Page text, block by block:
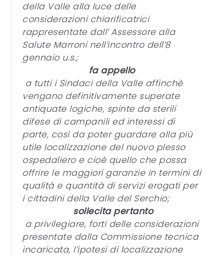
della Valle alla luce delle
considerazioni chiarificatrici
rappresentate dall’ Assessore alla
Salute Marroni nell’incontro dell’8
gennaio u.s.;
fa appello
a tutti i Sindaci della Valle affinchè
vengano definitivamente superate
antiquate logiche, spinte da sterili
difese di campanili ed interessi di
parte, così da poter guardare alla più
utile localizzazione del nuovo plesso
ospedaliero e cioè quello che possa
offrire le maggiori garanzie in termini di
qualità e quantità di servizi erogati per
i cittadini della Valle del Serchio;
sollecita pertanto
a privilegiare, forti delle considerazioni
presentate dalla Commissione tecnica
incaricata, l’ipotesi di localizzazione